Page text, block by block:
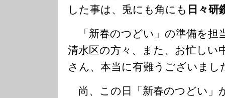
した事は、兎にも角にも 日々研
「新春のつどい」の準備を担
清水区の方々、また、お忙しい
さん、本当に有難うございまし
尚、この日「新春のつどい」